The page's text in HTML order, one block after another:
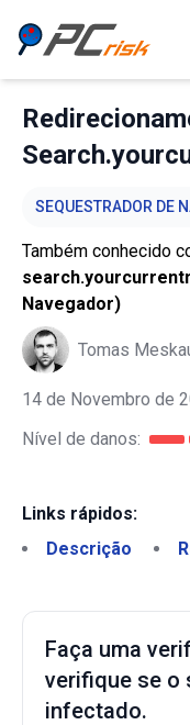
SEQUESTRADOR DE
Também conhecido
Navegador)
Tomas
14 de Novembro de
Nível de danos:
Links rápidos:
Descrição
Faça uma
verifique se o
infectado.